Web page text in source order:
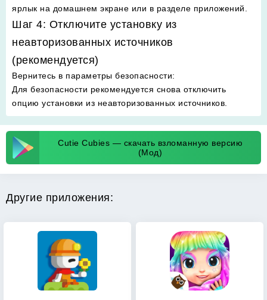
ярлык на домашнем экране или в разделе приложений.
Шаг 4: Отключите установку из
неавторизованных источников
(рекомендуется)
Вернитесь в параметры безопасности:
Для безопасности рекомендуется снова отключить
опцию установки из неавторизованных источников.
Cutie Cubies — скачать взломанную версию
(Мод)
Другие приложения: